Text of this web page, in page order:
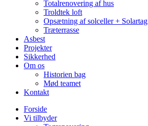
Totalrenovering af hus
Troldtek loft
Opsætning af solceller + Solartag
Træterrasse
Asbest
Projekter
Sikkerhed
Om os
Historien bag
Mød teamet
Kontakt
Forside
Vi tilbyder